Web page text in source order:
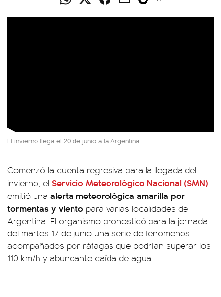
El invierno llega el 20 de junio a la Argentina.
Comenzó la cuenta regresiva para la llegada del
invierno, el Servicio Meteorológico Nacional (SMN)
emitió una alerta meteorológica amarilla por
tormentas y viento para varias localidades de
Argentina. El organismo pronosticó para la jornada
del martes 17 de junio una serie de fenómenos
acompañados por ráfagas que podrían superar los
110 km/h y abundante caída de agua.